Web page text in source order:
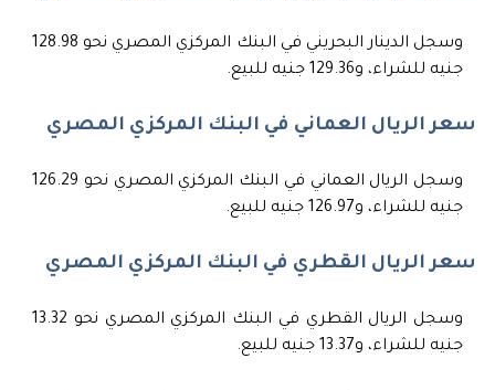
وسجل الدينار البحريني في البنك المركزي المصري نحو 128.98
جنيه للشراء، و129.36 جنيه للبيع.
سعر الريال العماني في البنك المركزي المصري
وسجل الريال العماني في البنك المركزي المصري نحو 126.29
جنيه للشراء، و126.97 جنيه للبيع.
سعر الريال القطري في البنك المركزي المصري
وسجل الريال القطري في البنك المركزي المصري نحو 13.32
جنيه للشراء، و13.37 جنيه للبيع.